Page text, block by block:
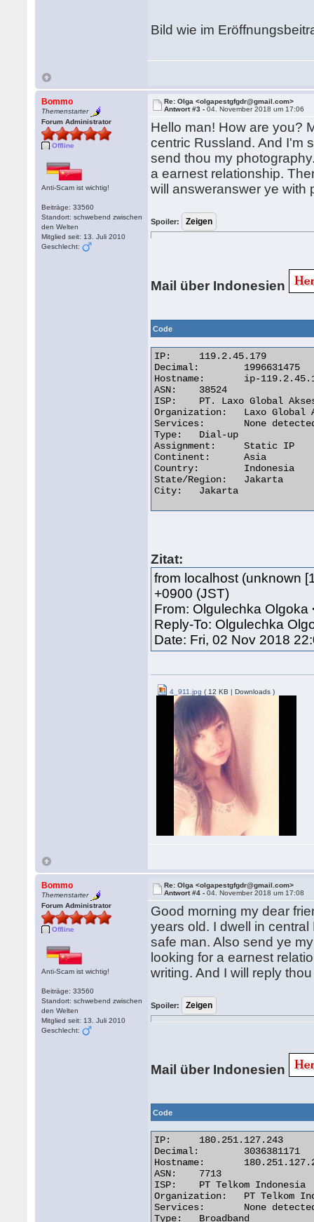
Bild wie im
Bommo
Themenstarter
Forum Administrator
Offline
Anti-Scam ist wichtig!
Beiträge: 33560
Standort: schwebend zwischen
den Welten
Mitglied seit: 13. Juli 2010
Geschlecht:
Re: Olga <olgapestgfgdr@gmail.com>
Antwort #3 -04. November 2018 um 17:06
Hello man! How are you?
centric Russland. And I'm
send thou my
a earnest relationship.
will answeranswer ye with
Spoiler:
Mail über Indonesien
Code
IP:	119.2.45.179
Decimal:	1996631475
Hostname:	ip-119.2.45.179.laxo.net.id
ASN:	38524
ISP:	PT. Laxo Global Akses
Organization:	Laxo Global Akses, PT
Services:	None detected
Type:	Dial-up
Assignment:	Static IP
Continent:	Asia
Country:	Indonesia
State/Region:	Jakarta
City:	Jakarta
Zitat:
from localhost (unknown
+0900 (JST)
From: Olgulechka Olgoka
Reply-To: Olgulechka
Date: Fri, 02 Nov 2018
4_911.jpg ( 12 KB | Downloads )
Bommo
Themenstarter
Forum Administrator
Offline
Anti-Scam ist wichtig!
Beiträge: 33560
Standort: schwebend zwischen
den Welten
Mitglied seit: 13. Juli 2010
Geschlecht:
Re: Olga <olgapestgfgdr@gmail.com>
Antwort #4 -04. November 2018 um 17:08
Good morning my dear
years old. I dwell in
safe man. Also send ye
looking for a earnest
writing. And I will reply
Spoiler:
Mail über Indonesien
Code
IP:	180.251.127.243
Decimal:	3036381171
Hostname:	180.251.127.243
ASN:	7713
ISP:	PT Telkom Indonesia
Organization:	PT Telkom Indonesia
Services:	None detected
Type:	Broadband